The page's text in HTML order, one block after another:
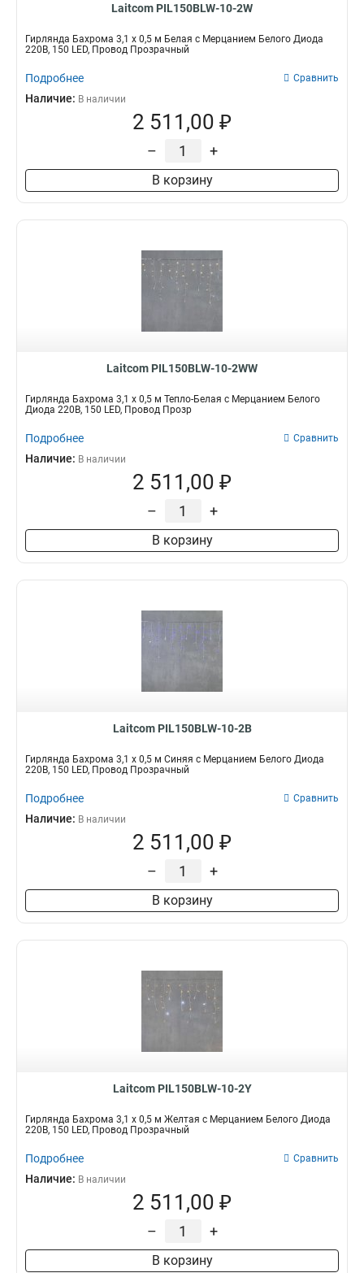
Laitcom PIL150BLW-10-2W
Гирлянда Бахрома 3,1 x 0,5 м Белая с Мерцанием Белого Диода
220В, 150 LED, Провод Прозрачный
Подробнее Сравнить
Наличие: В наличии
2 511,00 ₽
– +
В корзину
Laitcom PIL150BLW-10-2WW
Гирлянда Бахрома 3,1 x 0,5 м Тепло-Белая с Мерцанием Белого
Диода 220В, 150 LED, Провод Прозр
Подробнее Сравнить
Наличие: В наличии
2 511,00 ₽
– +
В корзину
Laitcom PIL150BLW-10-2B
Гирлянда Бахрома 3,1 x 0,5 м Синяя с Мерцанием Белого Диода
220В, 150 LED, Провод Прозрачный
Подробнее Сравнить
Наличие: В наличии
2 511,00 ₽
– +
В корзину
Laitcom PIL150BLW-10-2Y
Гирлянда Бахрома 3,1 x 0,5 м Желтая с Мерцанием Белого Диода
220В, 150 LED, Провод Прозрачный
Подробнее Сравнить
Наличие: В наличии
2 511,00 ₽
– +
В корзину